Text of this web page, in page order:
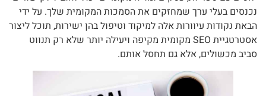
נכנסים בעלי ערך שמחזקים את הסמכות המקומית שלך. על ידי
הבאת נקודות עיוורות אלה למיקוד וטיפול בהן ישירות, תוכל ליצור
אסטרטגיית SEO מקומית מקיפה ויעילה יותר שלא רק תנווט
סביב מכשולים, אלא גם תחסל אותם.